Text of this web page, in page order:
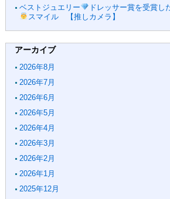
ベストジュエリー
ドレッサー賞を受賞し
スマイル 【推しカメラ】
アーカイブ
2026年8月
2026年7月
2026年6月
2026年5月
2026年4月
2026年3月
2026年2月
2026年1月
2025年12月